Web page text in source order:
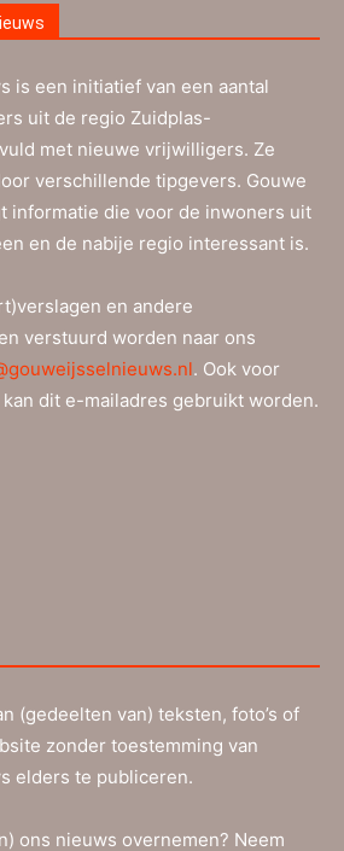
is een initiatief van een aantal
uit de regio Zuidplas-
met nieuwe vrijwilligers. Ze
verschillende tipgevers. Gouwe
informatie die voor de inwoners uit
en de nabije regio interessant is.
en andere
verstuurd worden naar ons
. Ook voor
dit e-mailadres gebruikt worden.
(gedeelten van) teksten, foto’s of
zonder toestemming van
elders te publiceren.
ons nieuws overnemen? Neem